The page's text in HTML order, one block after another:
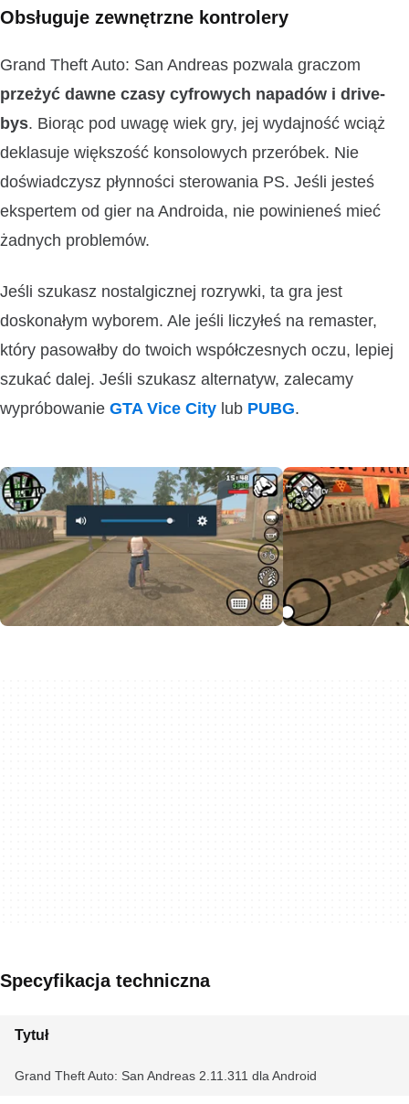
Obsługuje zewnętrzne kontrolery
Grand Theft Auto: San Andreas pozwala graczom
przeżyć dawne czasy cyfrowych napadów i drive-
bys. Biorąc pod uwagę wiek gry, jej wydajność wciąż
deklasuje większość konsolowych przeróbek. Nie
doświadczysz płynności sterowania PS. Jeśli jesteś
ekspertem od gier na Androida, nie powinieneś mieć
żadnych problemów.
Jeśli szukasz nostalgicznej rozrywki, ta gra jest
doskonałym wyborem. Ale jeśli liczyłeś na remaster,
który pasowałby do twoich współczesnych oczu, lepiej
szukać dalej. Jeśli szukasz alternatyw, zalecamy
wypróbowanie GTA Vice City lub PUBG.
Specyfikacja techniczna
Tytuł
Grand Theft Auto: San Andreas 2.11.311 dla Android